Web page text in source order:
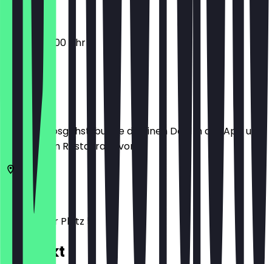
07:30 - 20:00 Uhr
Bevor du losgehst, buche dir einen Deal in der App und
zeige ihn im Restaurant vor.
Berlin
Potsdamer Platz 5
Kontakt